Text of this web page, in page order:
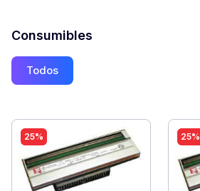
Consumibles
Todos
25% 25%